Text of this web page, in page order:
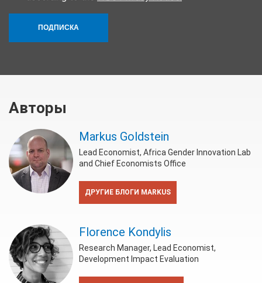
ПОДПИСКА
Авторы
Markus Goldstein
Lead Economist, Africa Gender Innovation Lab
and Chief Economists Office
ДРУГИЕ БЛОГИ MARKUS
Florence Kondylis
Research Manager, Lead Economist,
Development Impact Evaluation